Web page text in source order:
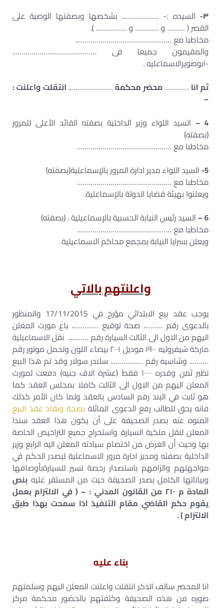
٣- السيده :- ………………. بشخصها وبصفتها الوصية على
القصر ( ……… و ………… و ……………. ).
مخاطبا مع ………………………………………….
والمقيمون جميعا فى …………………………………….
-ابوصويرالاسماعليه .
ثم انا ………… محضر محكمة………………….. انتقلت واعلنت :
–
4 –
السيد اللواء وزير الداخلية بصفته القائد الأعلى للمرور
(بصفته)
مخاطبا مع …………………………………………
5- السيد اللواء مدير ادارة المرور بالإسماعلية(بصفته)
مخاطبا مع …………………………………………
ويعلنوا بهيئة قضايا الدولة بالإسماعلية.
6 – السيد رئيس النيابة الحسبية بالإسماعيلية . (بصفته)
مخاطبا مع …………………………………………
ويعلن بسرايا النيابة بمجمع محاكم الاسماعيلية.
واعلنتهم بالاتي
يوجب عقد بيع الابتدائي مؤرخ في 17/11/2015 والمنظور
بالدعوى رقم ………. صحة توقيع ………….. باع مورث المعلن
اليهم من الاول الى الثالث السيارة رقم ……….. نقل الاسماعيلية
ماركة شيفروليه ۱۹۰۰ موديل ۲۰۰۱ بيضاء اللون وتحمل موتور رقم
………. وشاسيه رقم …………….. سلندر سولار وقد تم هذا البيع
نظير ثمن وقدره ۱۰۰۰۰ فقط (عشرة الاف جنيه) دفعت لمورث
المعلن اليهم من الاول الى الثالث كاملا بمجلس العقد كما
هو ثابت في البند رقم السادس بالعقد ولما كان الأمر كذلك
فانه يحق للطالب رفع الدعوى المائلة بصحة ونفاذ عقد البيع
المنوه عنه بصدر الصحيفة على أن يكون هذا العقد سندا
المعلن لنقل ملكية السيارة واستخراج جميع التراخيص الخاصة
بها وحيث أن الغرض من اختصام سيادته المعلن اليه الرابع وزیر
الداخلية بصفته ومدير ادارة مرور الاسماعلية ليصدر الحكم في
مواجهتهم والزامهم باستصدار رخصة تسير للسيارةبأوصافها
وبياناتها الكامل بصدر الصحيفة حيث من المستقر عليه بنص
المادة م ۲۱۰ من القانون المدني : – ( في الالتزام بعمل
يقوم حكم القاضي مقام التنفيذ اذا سمحت بهذا طبق
الالتزام ) .
بناء عليه
انا المحضر سالف الذكر انتقلت واعلنت المعلن اليهم وسلمتهم
صوره من هذه الصحيفة وكلفتهم بالحضور محكمة مركز